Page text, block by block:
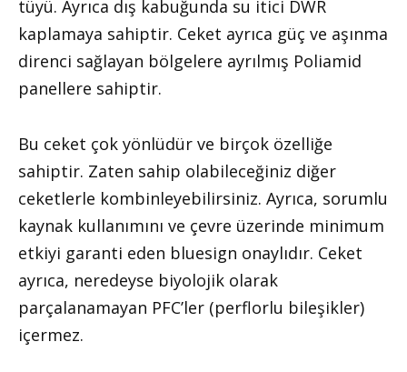
tüyü. Ayrıca dış kabuğunda su itici DWR
kaplamaya sahiptir. Ceket ayrıca güç ve aşınma
direnci sağlayan bölgelere ayrılmış Poliamid
panellere sahiptir.
Bu ceket çok yönlüdür ve birçok özelliğe
sahiptir. Zaten sahip olabileceğiniz diğer
ceketlerle kombinleyebilirsiniz. Ayrıca, sorumlu
kaynak kullanımını ve çevre üzerinde minimum
etkiyi garanti eden bluesign onaylıdır. Ceket
ayrıca, neredeyse biyolojik olarak
parçalanamayan PFC’ler (perflorlu bileşikler)
içermez.